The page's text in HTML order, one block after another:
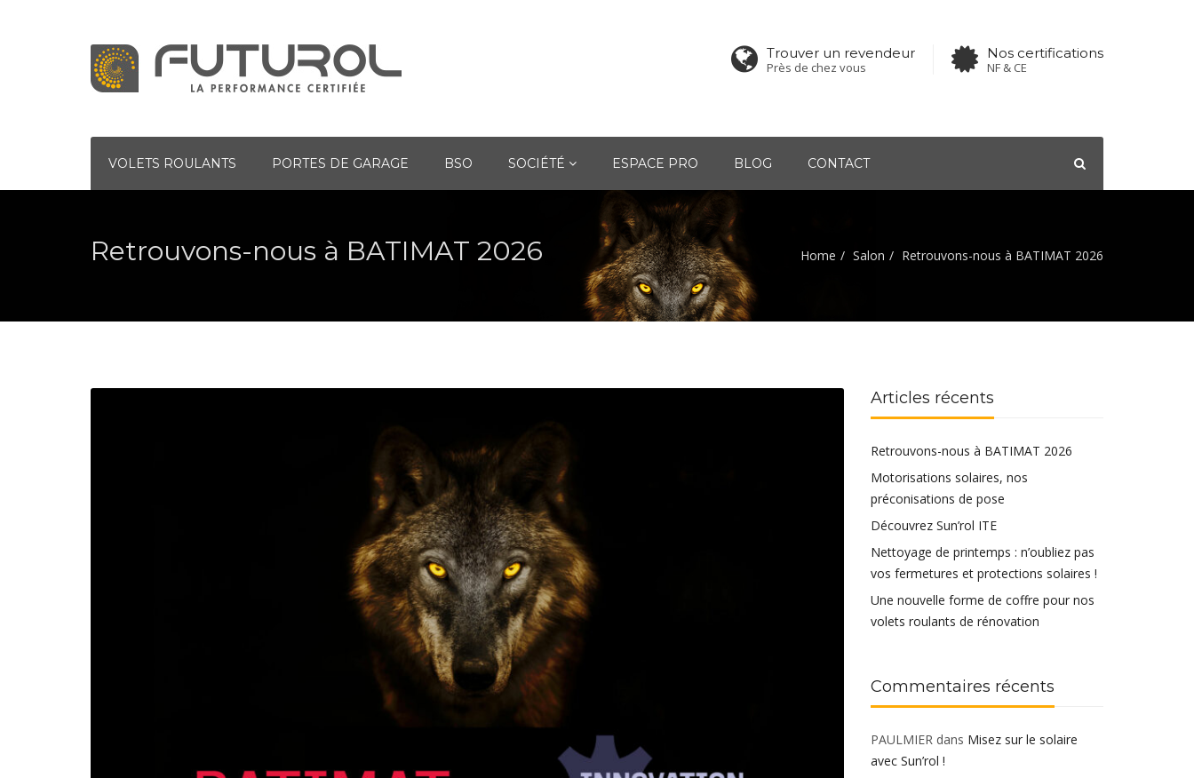
Trouver un revendeur
Près de chez vous
Nos certifications
NF & CE
VOLETS ROULANTS PORTES DE GARAGE BSO SOCIÉTÉ ESPACE PRO BLOG CONTACT
Retrouvons-nous à BATIMAT 2026 Home Salon Retrouvons-nous à BATIMAT 2026
Articles récents
Retrouvons-nous à BATIMAT 2026
Motorisations solaires, nos
préconisations de pose
Découvrez Sun’rol ITE
Nettoyage de printemps : n’oubliez pas
vos fermetures et protections solaires !
Une nouvelle forme de coffre pour nos
volets roulants de rénovation
Commentaires récents
PAULMIERdans Misez sur le solaire
avec Sun’rol !